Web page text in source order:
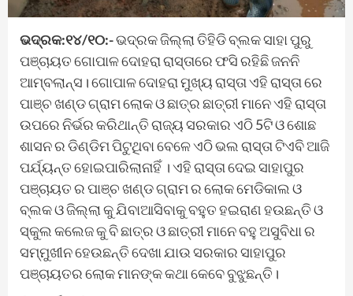
ଭଦ୍ରକ:୧୪/୧୦:-ଭଦ୍ରକ ଜିଲ୍ଲା ତିହିଡି ବ୍ଲକ ସାହା ପୁରୁ
ପଞ୍ଚାୟତ ଗୋପାଳ ଦୋହରା ରାସ୍ତାରେ ଫସି ରହିଛି ଜନନି
ଆମ୍ବଲାନ୍ସ। ଗୋପାଳ ଦୋହରା ମୁଖ୍ୟ ରାସ୍ତା ଏହି ରାସ୍ତା ରେ
ପାଞ୍ଚ ଖଣ୍ଡ ଗ୍ରାମ ଲୋକ ଓ ଛାତ୍ର ଛାତ୍ରୀ ମାନେ ଏହି ରାସ୍ତା
ଉପରେ ନିର୍ଭର କରିଥାନ୍ତି ରାଜ୍ୟ ସରକାର ଏଠି 5ଟି ଓ ଶୋଛ
ଶାସନ ର ଡିଣ୍ଡିମ ପିଟୁଥିବା ବେଳେ ଏଠି ଭଲ ରାସ୍ତା ଟିଏବି ଆଜି
ପର୍ଯ୍ୟନ୍ତ ହୋଇପାରିଲାନାହିଁ । ଏହି ରାସ୍ତା ଦେଇ ସାହାପୁର
ପଞ୍ଚାୟତ ର ପାଞ୍ଚ ଖଣ୍ଡ ଗ୍ରାମ ର ଲୋକ ମେଡିକାଲ ଓ
ବ୍ଲକ ଓ ଜିଲ୍ଲା କୁ ଯିବାଆସିବାକୁ ବହୁତ ହଇରାଣ ହଉଛନ୍ତି ଓ
ସ୍କୁଲ କଲେଜ କୁ ବି ଛାତ୍ର ଓ ଛାତ୍ରୀ ମାନେ ବହୁ ଅସୁବିଧା ର
ସମ୍ମୁଖୀନ ହେଉଛନ୍ତି ଦେଖା ଯାଉ ସରକାର ସାହାପୁର
ପଞ୍ଚାୟତର ଲୋକ ମାନଙ୍କ କଥା କେବେ ବୁଝୁଛନ୍ତି।